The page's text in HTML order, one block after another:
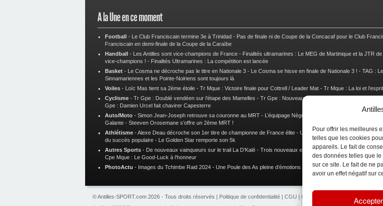
Pour offrir les meilleures
telles que les cookies
appareils. Le fait de
des données telles que
sur ce site. Le fait de ne
avoir un effet négatif sur
Accepter
A la Une en ce moment
Football - Le Club Franciscain termine 3e à Trinidad - Pas de finale ni de Coupe de la Concacaf pour le Club
Franciscain en demi-finale de la Coupe de la Caraïbe
Handball - Les Antilles sont vice-champions de France - Finalités ultramarines : Le MEG de Martinique et la JTR de
vice-champions ! - Finalités Ultramarines : La compétition est lancée
Basket - Le Cosma ne décroche pas le titre en Nationale 3 - Le Cosma se hisse en finale de Nationale 3 ! - TAG :
Sinnamariennes et les Pointe-Noiriens sont toujours là
Voiles - Loïc Mas tient sa 2ème étoile - Tr Mque : Victoire finale pour Cottrell / Leader Mat - Tr Mque : La loi et
Cyclisme - Tr Gpe : Doublé vendéen sur l’étape des Mamelles - Tr Gpe : Nouveau changement de leader, Damien
Gpe : Damien Urcel fait chavirer Capesterre
Auto/Moto - Simon Jean-Joseph retrouve sa couronne au MRT - L’équipage Nègre – Gérard remporte le 9e rallye
Galante - Steeven Orosemane s’offre un 2ème MRT !
Athlétisme -Alexe Deau décroche son 1er titre de championne de France élite - Un semi marathon sous le signe
du succès populaire - Le Golden Star remporte son 5k
Autres Sports - De nouveaux vainqueurs sur le trail La D’Kalé - Trois nouveaux et un habitué au palmarès du Trail
Cpe Mque : Le Good-Luck à l’honneur
PhotoActu - Images du Tchimbe Raid 2024 - Une Poule des As pleine d’émotions ! Images de la Woulib 113 X-
© Antilles-SPORT.com 2026 - Tous droits réservés | Politique de confidentialité | CGU | CGV